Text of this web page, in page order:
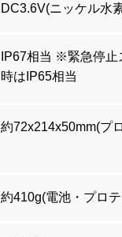
DC3.6V(ニッケル水
IP67相当 ※緊急停止
時はIP65相当
約72x214x50mm(プ
約410g(電池・プロ